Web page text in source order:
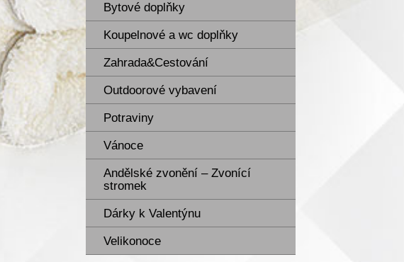
Bytové doplňky
Koupelnové a wc doplňky
Zahrada&Cestování
Outdoorové vybavení
Potraviny
Vánoce
Andělské zvonění – Zvonící
stromek
Dárky k Valentýnu
Velikonoce